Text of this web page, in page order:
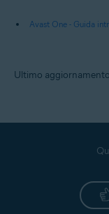
Avast One - Guida
Ultimo